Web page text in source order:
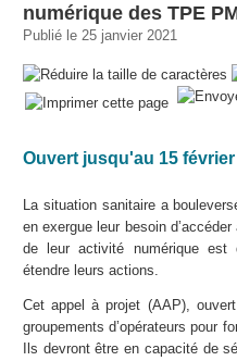
numérique des TPE
Publié le 25 janvier 2021
Ouvert jusqu'au 15 février
La situation sanitaire a
en exergue leur besoin
de leur activité numérique est
étendre leurs actions.
Cet appel à projet (AAP),
groupements d’opérateurs pour
Ils devront être en capacité de